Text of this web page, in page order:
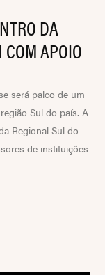
DA
APOIO
será palco de um
Sul do país. A
Regional Sul do
de instituições